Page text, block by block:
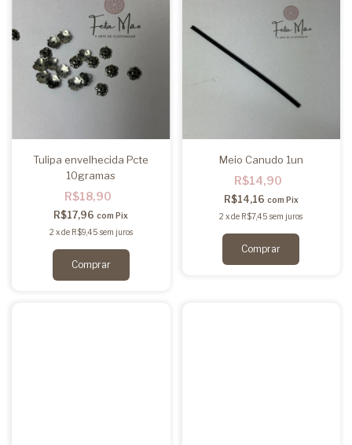
Tulipa envelhecida Pcte
10gramas
R$18,90
R$17,96com Pix
2 xde R$9,45 sem juros
Meio Canudo 1un
R$14,90
R$14,16 com Pix
2 xde R$7,45 sem juros